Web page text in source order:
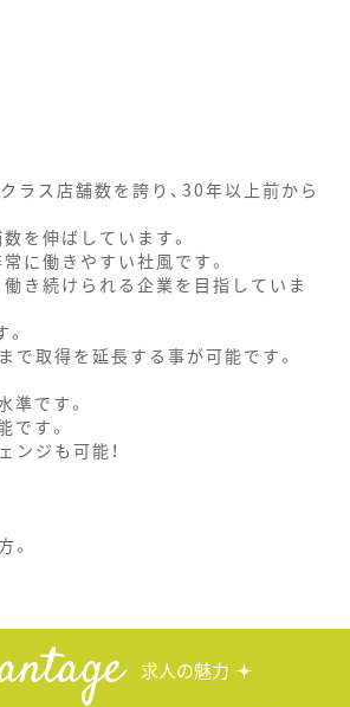
ラス店舗数を誇り、30年以上前から
を伸ばしています。
に働きやすい社風です。
き続けられる企業を目指していま
取得を延長する事が可能です。
です。
す。
ンジも可能！
求人の魅力